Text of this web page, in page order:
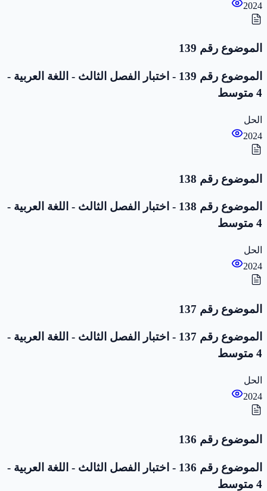
2024
الموضوع رقم 139
الموضوع رقم 139 - اختبار الفصل الثالث - اللغة العربية -
4 متوسط
الحل
2024
الموضوع رقم 138
الموضوع رقم 138 - اختبار الفصل الثالث - اللغة العربية -
4 متوسط
الحل
2024
الموضوع رقم 137
الموضوع رقم 137 - اختبار الفصل الثالث - اللغة العربية -
4 متوسط
الحل
2024
الموضوع رقم 136
الموضوع رقم 136 - اختبار الفصل الثالث - اللغة العربية -
4 متوسط